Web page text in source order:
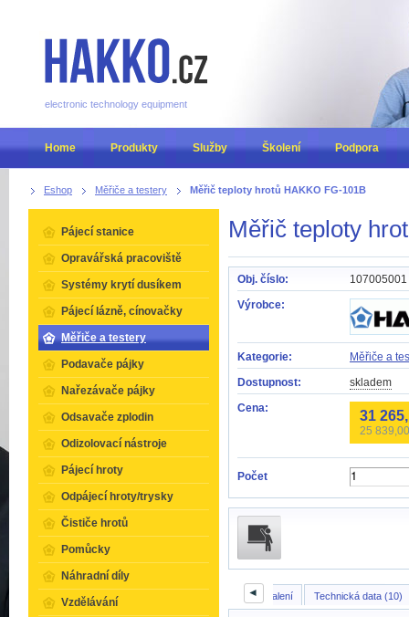
Eshop Měřiče a testery Měřič teploty hrotů HAKKO FG-101B
Měřič teploty
Obj. číslo:
107005001
Výrobce:
Kategorie:
Měřiče a
Dostupnost:
skladem
Cena:
31
25 839,00
Počet
◄
Obsah balení Technická data (10)
Pájecí stanice
Opravářská pracoviště
Systémy krytí dusíkem
Pájecí lázně, cínovačky
Měřiče a testery
Podavače pájky
Nařezávače pájky
Odsavače zplodin
Odizolovací nástroje
Pájecí hroty
Odpájecí hroty/trysky
Čističe hrotů
Pomůcky
Náhradní díly
Vzdělávání
electronic technology equipment
Home Produkty Služby Školení Podpora